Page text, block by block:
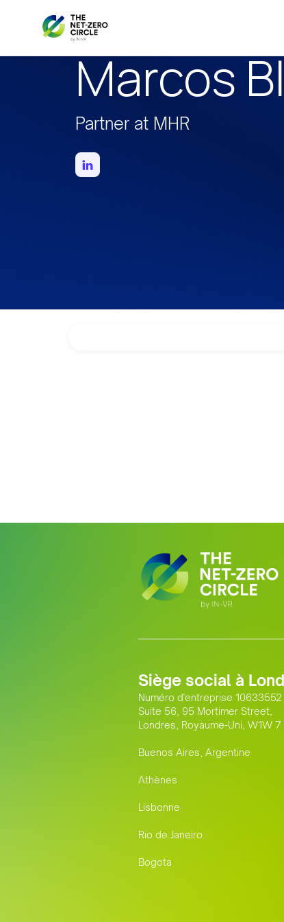
Marcos
Partner at MHR
Siège social à
Numéro d'entreprise 10633552
Suite 56, 95 Mortimer Street,
Londres, Royaume-Uni, W1W 7
Buenos Aires, Argentine
Athènes
Lisbonne
Rio de Janeiro
Bogota